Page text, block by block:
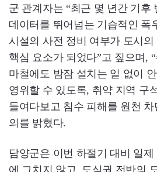
군 관계자는 “최근 몇 년간 기후
데이터를 뛰어넘는 기습적인 폭
시설의 사전 정비 여부가 도시
핵심 요소가 되었다”고 짚으며,
마철에도 밤잠 설치는 일 없이
영위할 수 있도록, 취약 지역 구
들여다보고 침수 피해를 원천 차
의를 밝혔다.
담양군은 이번 하절기 대비 일
에 그치지 않고, 도심권 전반의